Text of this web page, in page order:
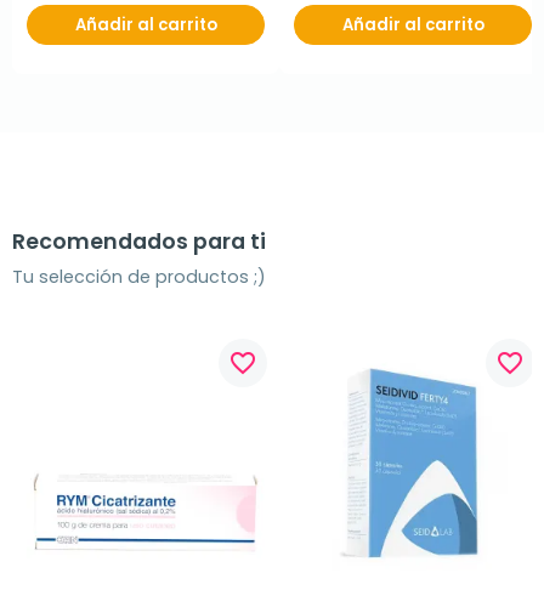
Añadir al carrito Añadir al carrito
Recomendados para ti
Tu selección de productos ;)
favorite_border favorite_border